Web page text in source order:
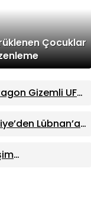
Çocuklar
Gizemli UFO
Dosya Erişime
Lübnan’a
Yoluna Dev İş